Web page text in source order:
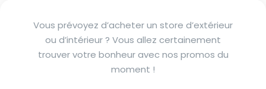
Vous prévoyez d’acheter un store d’extérieur
ou d’intérieur ? Vous allez certainement
trouver votre bonheur avec nos promos du
moment !